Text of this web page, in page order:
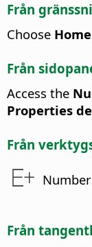
Från
Choose Home
Från
Access the
Properties
Från
Från